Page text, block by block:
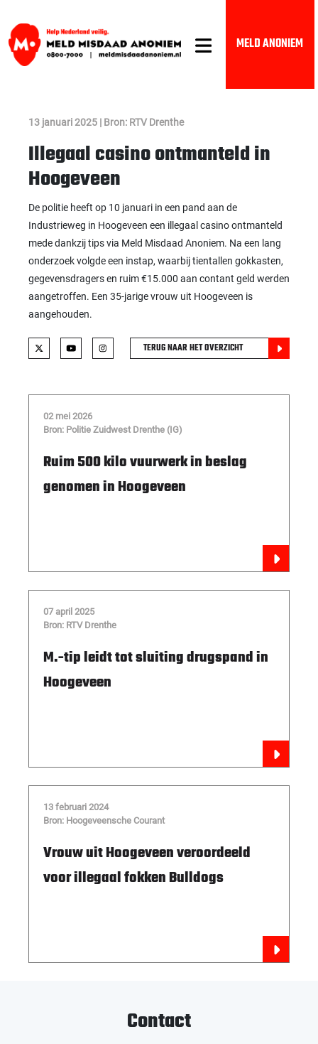
MELD ANONIEM
13 januari 2025 | Bron: RTV Drenthe
Illegaal casino ontmanteld in
Hoogeveen
De politie heeft op 10 januari in een pand aan de
Industrieweg in Hoogeveen een illegaal casino ontmanteld
mede dankzij tips via Meld Misdaad Anoniem. Na een lang
onderzoek volgde een instap, waarbij tientallen gokkasten,
gegevensdragers en ruim €15.000 aan contant geld werden
aangetroffen. Een 35-jarige vrouw uit Hoogeveen is
aangehouden.
TERUG NAAR HET OVERZICHT
02 mei 2026
Bron: Politie Zuidwest Drenthe (IG)
Ruim 500 kilo vuurwerk in beslag
genomen in Hoogeveen
07 april 2025
Bron: RTV Drenthe
M.-tip leidt tot sluiting drugspand in
Hoogeveen
13 februari 2024
Bron: Hoogeveensche Courant
Vrouw uit Hoogeveen veroordeeld
voor illegaal fokken Bulldogs
Contact